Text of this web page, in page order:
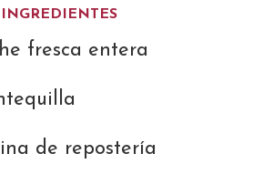
INGREDIENTES
fresca entera
de repostería